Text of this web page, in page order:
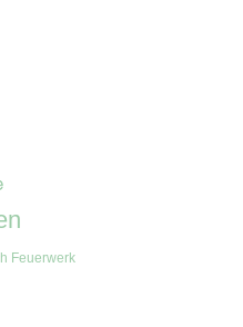
Feuerwerk